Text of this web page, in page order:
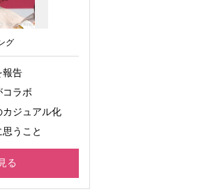
グ
報告
コラボ
ジュアル化
うこと
る